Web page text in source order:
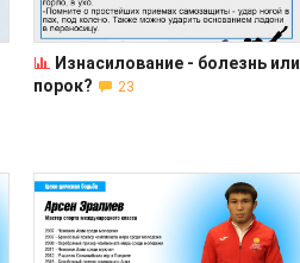
Изнасилование - болезнь или
порок?
23